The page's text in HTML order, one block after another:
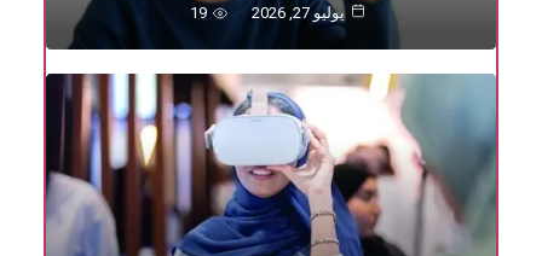
يوليو 27, 2026 19